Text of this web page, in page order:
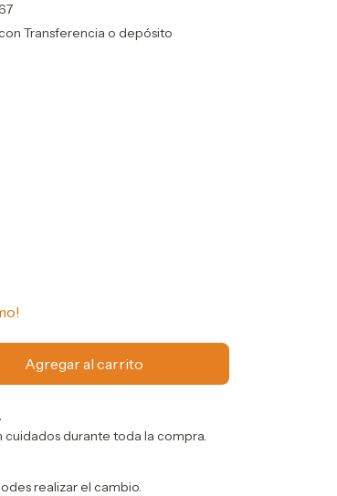
Transferencia o depósito
cuidados durante toda la compra.
realizar el cambio.